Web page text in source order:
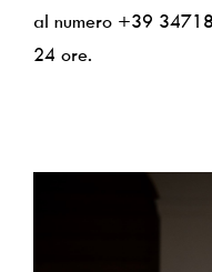
al numero +39
24 ore.